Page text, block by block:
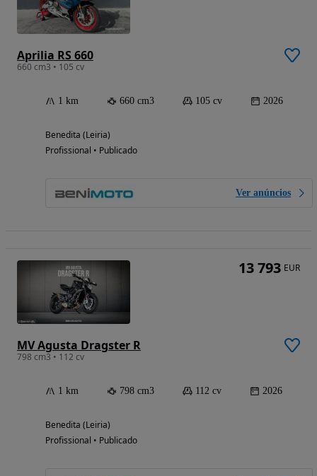
Aprilia RS 660
660 cm3 • 105 cv
1 km 660 cm3 105 cv 2026
Benedita (Leiria)
Profissional • Publicado
Ver anúncios
MV Agusta Dragster R
798 cm3 • 112 cv
1 km 798 cm3 112 cv 2026
Benedita (Leiria)
Profissional • Publicado
13 793 EUR